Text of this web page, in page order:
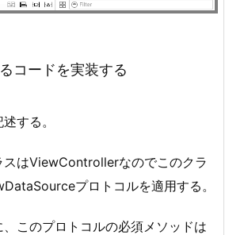
コードを実装する
する。
スはViewControllerなのでこのクラ
プロトコルを適用する。
このプロトコルの必須メソッドは